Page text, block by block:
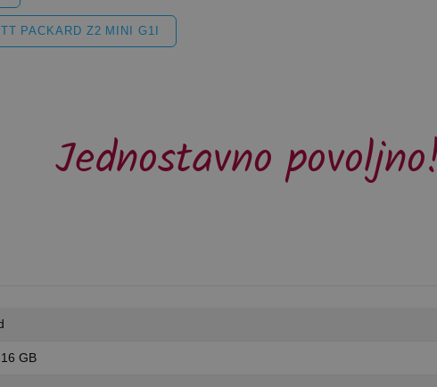
PACKARD Z2 MINI G1I
Jednostavno
GB